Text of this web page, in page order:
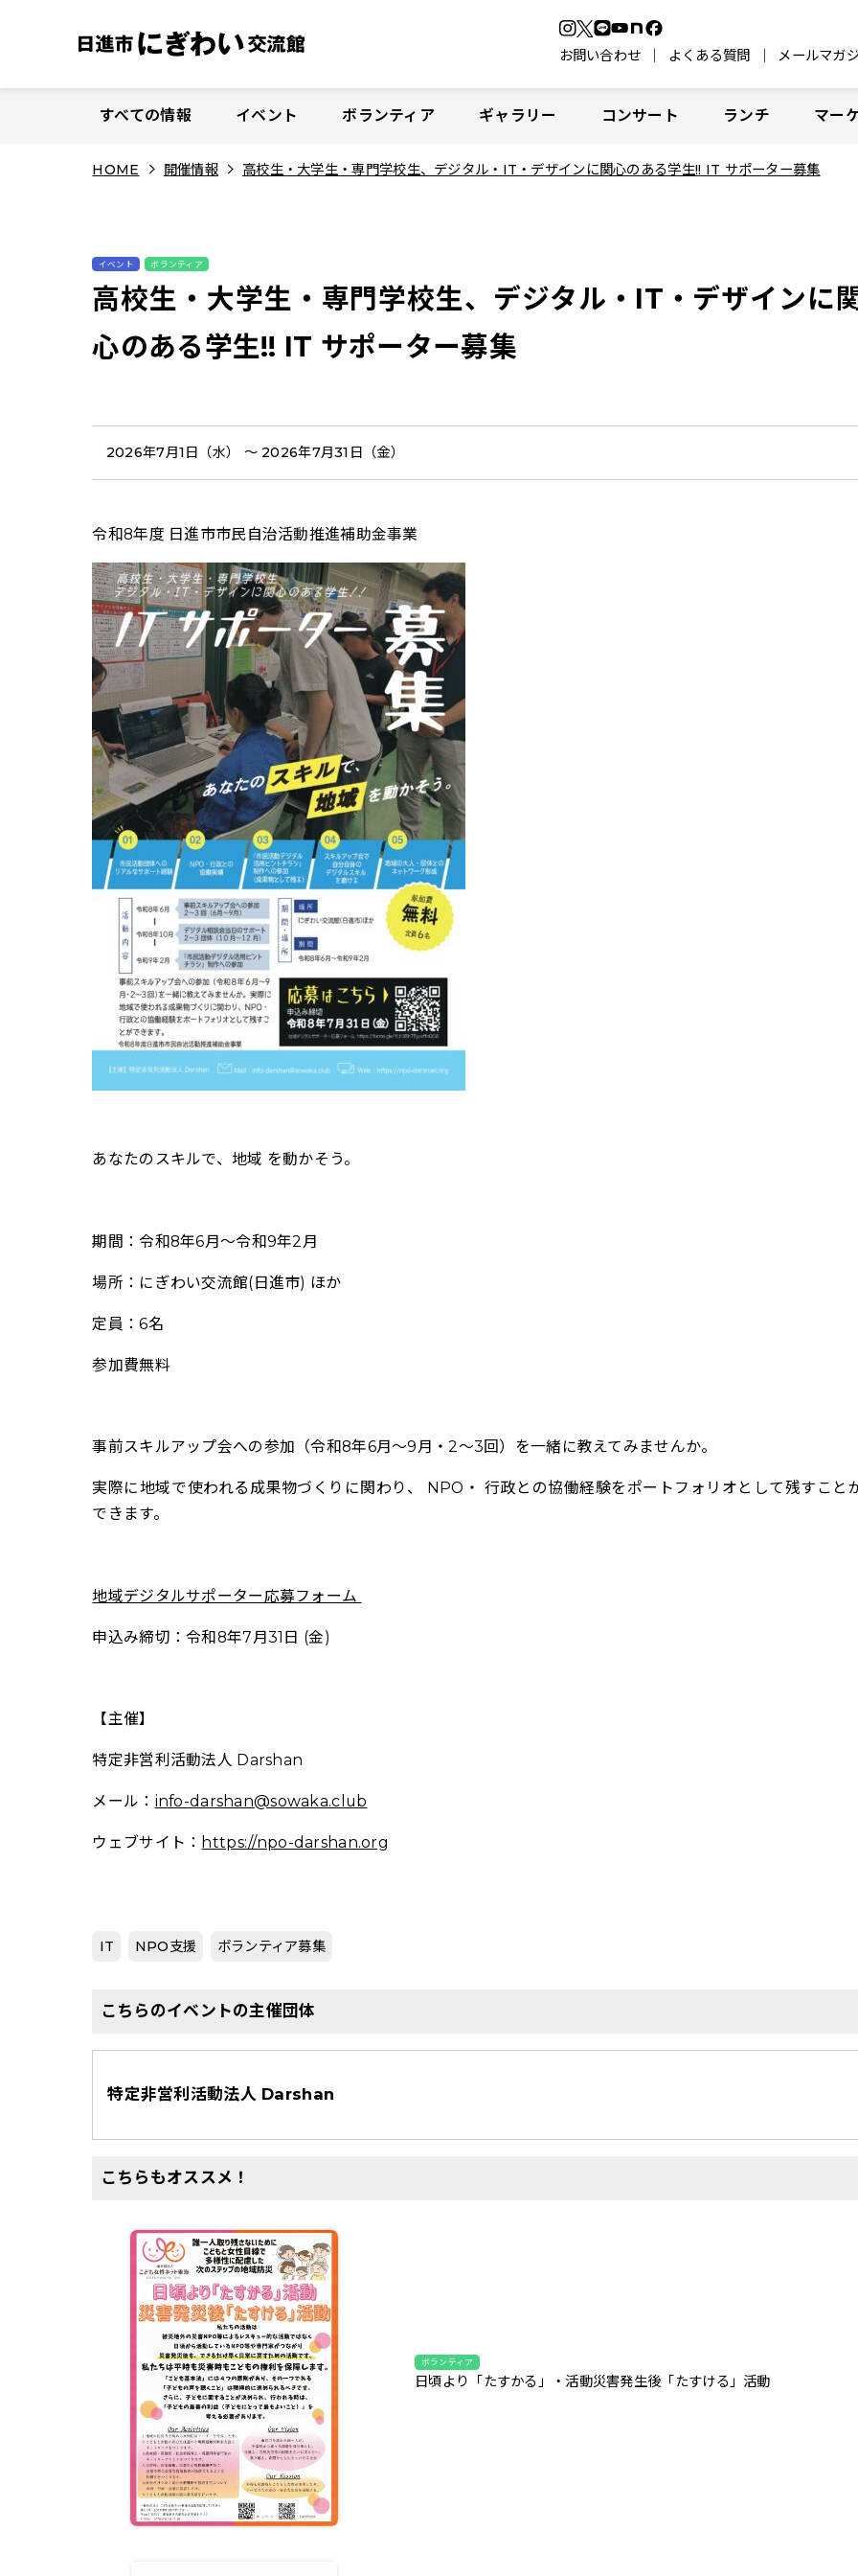
お問い合わせ よくある質問 メールマガ
すべての情報 イベント ボランティア ギャラリー コンサート ランチ マー
HOME 開催情報 高校生・大学生・専門学校生、デジタル・IT・デザインに関心のある学生!! IT サポーター募集
イベント ボランティア
高校生・大学生・専門学校生、デジタル・IT・デザインに
心のある学生!! IT サポーター募集
2026年7月1日（水） 〜 2026年7月31日（金）
令和8年度 日進市市民自治活動推進補助金事業
あなたのスキルで、地域 を動かそう。
期間：令和8年6月～令和9年2月
場所：にぎわい交流館(日進市) ほか
定員：6名
参加費無料
事前スキルアップ会への参加（令和8年6月～9月・2～3回）を一緒に教えてみませんか。
実際に地域で使われる成果物づくりに関わり、 NPO・ 行政との協働経験をポートフォリオとして残すこと
できます。
地域デジタルサポーター応募フォーム
申込み締切：令和8年7月31日 (金)
【主催】
特定非営利活動法人 Darshan
メール： info-darshan@sowaka.club
ウェブサイト： https://npo-darshan.org
IT NPO支援 ボランティア募集
こちらのイベントの主催団体
特定非営利活動法人 Darshan
こちらもオススメ！
ボランティア
日頃より「たすかる」・活動災害発生後「たすける」活動